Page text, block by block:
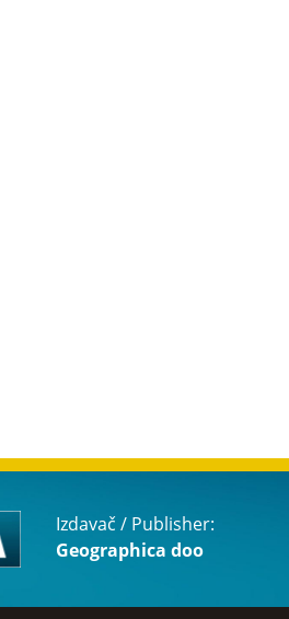
Izdavač / Publisher:
Geographica doo